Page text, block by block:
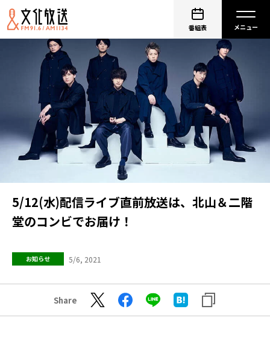
番組表
5/12(水)配信ライブ直前放送は、北山＆二階
堂のコンビでお届け！
お知らせ 5/6, 2021
Share